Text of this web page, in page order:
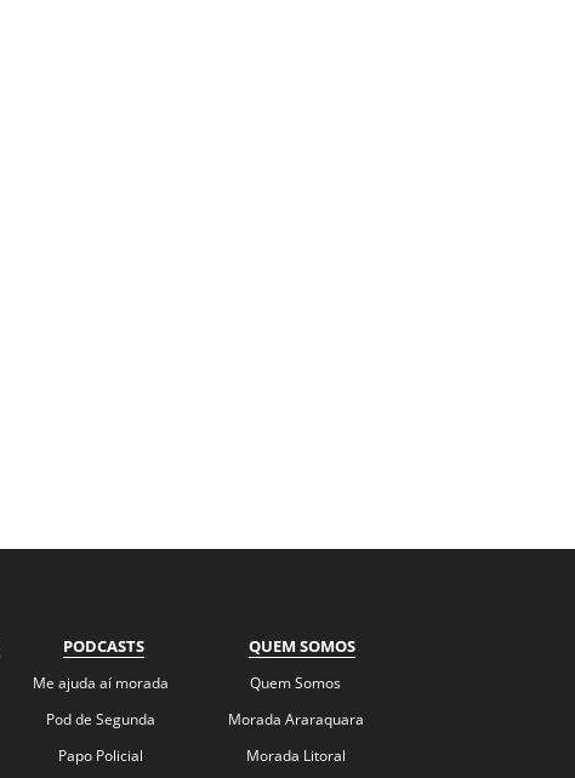
PODCASTS
Me ajuda aí morada
Pod de Segunda
Papo Policial
QUEM SOMOS
Quem Somos
Morada Araraquara
Morada Litoral